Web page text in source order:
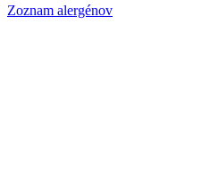
Zoznam alergénov